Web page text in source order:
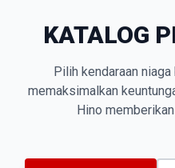
KATALOG
Pilih kendaraan
memaksimalkan
Hino